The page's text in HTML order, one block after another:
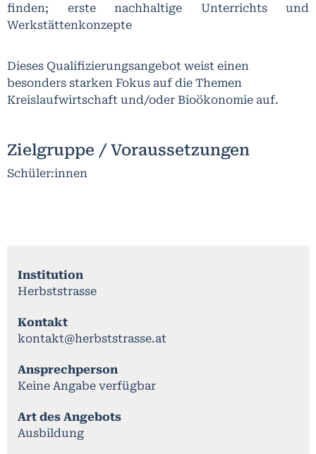
finden; erste nachhaltige Unterrichts und
Werkstättenkonzepte
Dieses Qualifizierungsangebot weist einen
besonders starken Fokus auf die Themen
Kreislaufwirtschaft und/oder Bioökonomie auf.
Zielgruppe / Voraussetzungen
Schüler:innen
Institution
Herbststrasse
Kontakt
kontakt@herbststrasse.at
Ansprechperson
Keine Angabe verfügbar
Art des Angebots
Ausbildung